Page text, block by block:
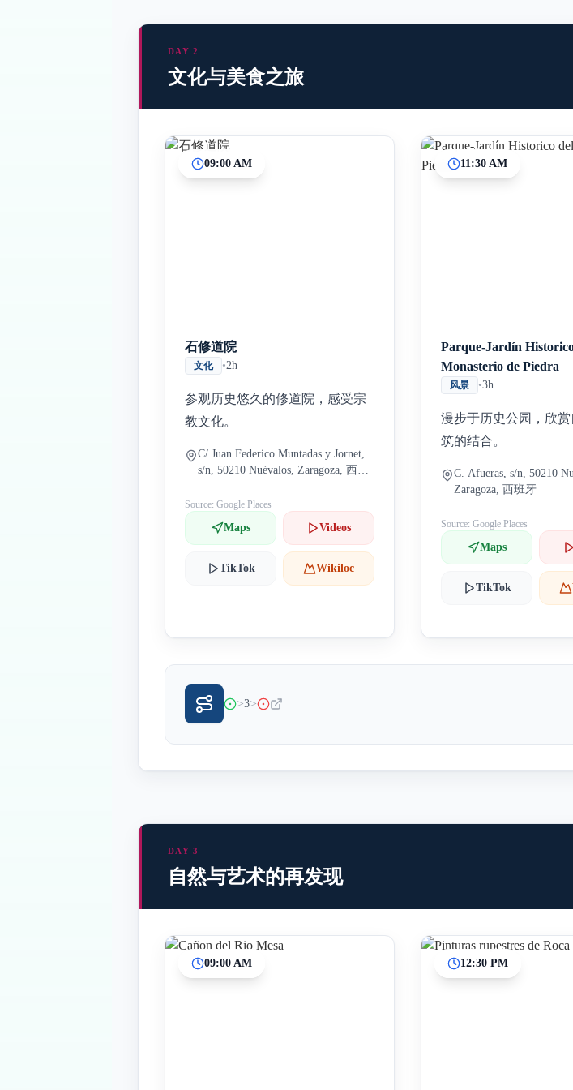
DAY 2
文化与美食之旅
09:00 AM
石修道院
文化 •2h
参观历史悠久的修道院，感受宗
教文化。
C/ Juan Federico Muntadas y Jornet,
s/n, 50210 Nuévalos, Zaragoza, 西班
Source: Google Places
Maps Videos
TikTok Wikiloc
11:30 AM
Parque-Jardín
Monasterio de Piedra
风景 •3h
漫步于历史公园，欣
筑的结合。
C. Afueras, s/n, 50210
Zaragoza, 西班牙
Source: Google Places
Maps
TikTok
>3>
DAY 3
自然与艺术的再发现
09:00 AM 12:30 PM